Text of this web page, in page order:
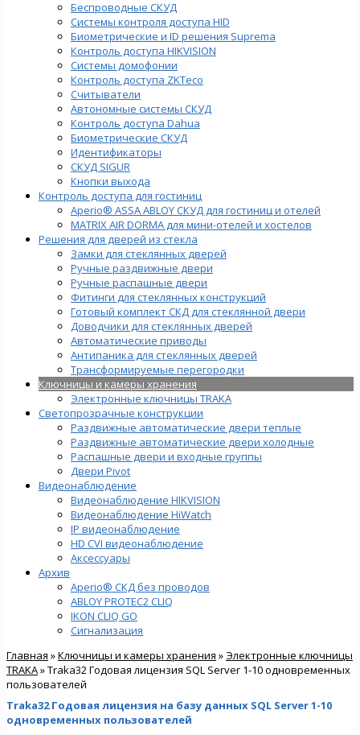
Беспроводные СКУД
Системы контроля доступа HID
Биометрические и ID решения Suprema
Контроль доступа HIKVISION
Системы домофонии
Контроль доступа ZKTeco
Считыватели
Автономные системы СКУД
Контроль доступа Dahua
Биометрические СКУД
Идентификаторы
СКУД SIGUR
Кнопки выхода
Контроль доступа для гостиниц
Aperio® ASSA ABLOY СКУД для гостиниц и отелей
MATRIX AIR DORMA для мини-отелей и хостелов
Решения для дверей из стекла
Замки для стеклянных дверей
Ручные раздвижные двери
Ручные распашные двери
Фитинги для стеклянных конструкций
Готовый комплект СКД для стеклянной двери
Доводчики для стеклянных дверей
Автоматические приводы
Антипаника для стеклянных дверей
Трансформируемые перегородки
Ключницы и камеры хранения
Электронные ключницы TRAKA
Светопрозрачные конструкции
Раздвижные автоматические двери теплые
Раздвижные автоматические двери холодные
Распашные двери и входные группы
Двери Pivot
Видеонаблюдение
Видеонаблюдение HIKVISION
Видеонаблюдение HiWatch
IP видеонаблюдение
HD CVI видеонаблюдение
Аксессуары
Архив
Aperio® СКД без проводов
ABLOY PROTEC2 CLIQ
IKON CLIQ GO
Сигнализация
Главная »Ключницы и камеры хранения » Электронные ключницы
TRAKA» Traka32 Годовая лицензия SQL Server 1-10 одновременных
пользователей
Traka32 Годовая лицензия на базу данных SQL Server 1-10
одновременных пользователей